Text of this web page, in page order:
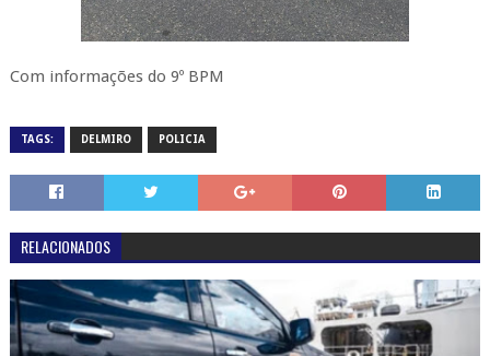
Com informações do 9º BPM
TAGS: DELMIRO POLICIA
RELACIONADOS